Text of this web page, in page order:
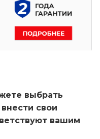
выбрать
свои
вашим